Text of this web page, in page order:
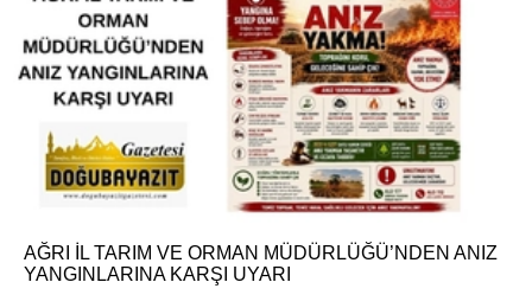
AĞRI İL TARIM VE ORMAN MÜDÜRLÜĞÜ’NDEN ANIZ
YANGINLARINA KARŞI UYARI